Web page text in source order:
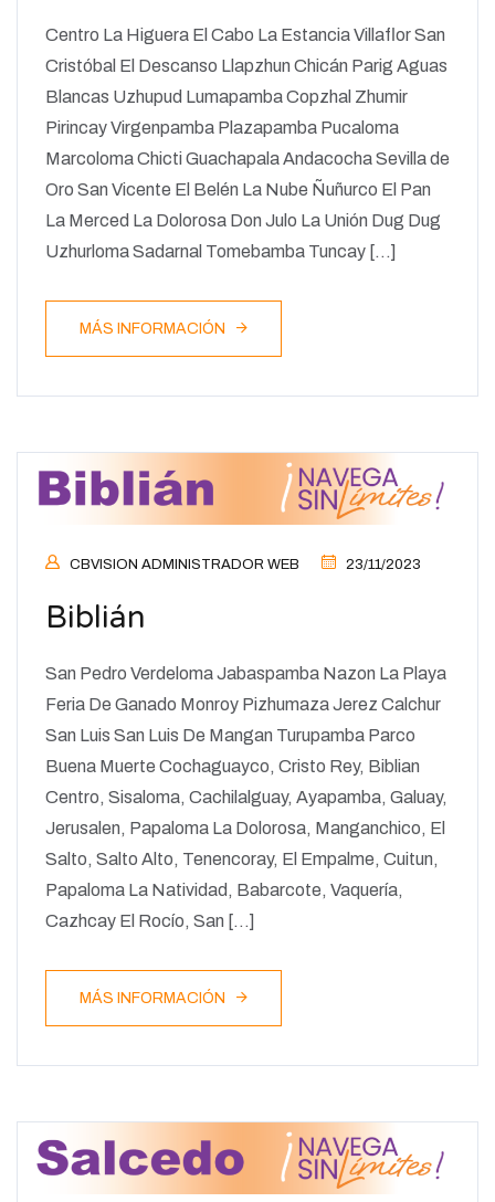
Centro La Higuera El Cabo La Estancia Villaflor San
Cristóbal El Descanso Llapzhun Chicán Parig Aguas
Blancas Uzhupud Lumapamba Copzhal Zhumir
Pirincay Virgenpamba Plazapamba Pucaloma
Marcoloma Chicti Guachapala Andacocha Sevilla de
Oro San Vicente El Belén La Nube Ñuñurco El Pan
La Merced La Dolorosa Don Julo La Unión Dug Dug
Uzhurloma Sadarnal Tomebamba Tuncay […]
MÁS INFORMACIÓN
CBVISION ADMINISTRADOR WEB 23/11/2023
Biblián
San Pedro Verdeloma Jabaspamba Nazon La Playa
Feria De Ganado Monroy Pizhumaza Jerez Calchur
San Luis San Luis De Mangan Turupamba Parco
Buena Muerte Cochaguayco, Cristo Rey, Biblian
Centro, Sisaloma, Cachilalguay, Ayapamba, Galuay,
Jerusalen, Papaloma La Dolorosa, Manganchico, El
Salto, Salto Alto, Tenencoray, El Empalme, Cuitun,
Papaloma La Natividad, Babarcote, Vaquería,
Cazhcay El Rocío, San […]
MÁS INFORMACIÓN